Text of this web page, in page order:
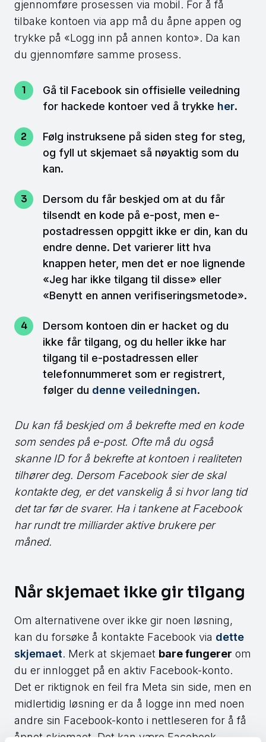
gjennomføre prosessen via mobil. For å få
tilbake kontoen via app må du åpne appen og
trykke på «Logg inn på annen konto». Da kan
du gjennomføre samme prosess.
Gå til Facebook sin offisielle veiledning
for hackede kontoer ved å trykke her.
Følg instruksene på siden steg for steg,
og fyll ut skjemaet så nøyaktig som du
kan.
Dersom du får beskjed om at du får
tilsendt en kode på e-post, men e-
postadressen oppgitt ikke er din, kan du
endre denne. Det varierer litt hva
knappen heter, men det er noe lignende
«Jeg har ikke tilgang til disse» eller
«Benytt en annen verifiseringsmetode».
Dersom kontoen din er hacket og du
ikke får tilgang, og du heller ikke har
tilgang til e-postadressen eller
telefonnummeret som er registrert,
følger du denne veiledningen.
Du kan få beskjed om å bekrefte med en kode
som sendes på e-post. Ofte må du også
skanne ID for å bekrefte at kontoen i realiteten
tilhører deg. Dersom Facebook sier de skal
kontakte deg, er det vanskelig å si hvor lang tid
det tar før de svarer. Ha i tankene at Facebook
har rundt tre milliarder aktive brukere per
måned.
Når skjemaet ikke gir tilgang
Om alternativene over ikke gir noen løsning,
kan du forsøke å kontakte Facebook via dette
skjemaet. Merk at skjemaet bare fungerer om
du er innlogget på en aktiv Facebook-konto.
Det er riktignok en feil fra Meta sin side, men en
midlertidig løsning er da å logge inn med noen
andre sin Facebook-konto i nettleseren for å få
åpnet skjemaet. Det kan være Facebook-